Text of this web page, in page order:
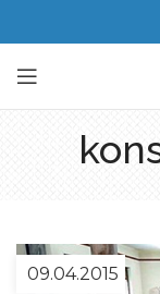
09.04.2015